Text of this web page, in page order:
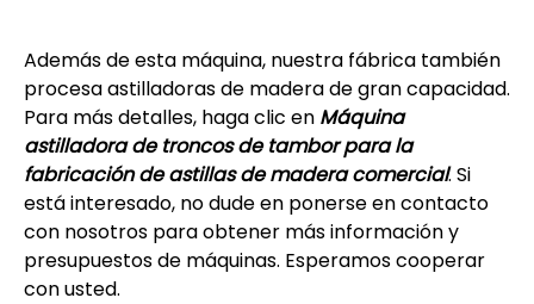
Además de esta máquina, nuestra fábrica también
procesa astilladoras de madera de gran capacidad.
Para más detalles, haga clic en Máquina
astilladora de troncos de tambor para la
fabricación de astillas de madera comercial. Si
está interesado, no dude en ponerse en contacto
con nosotros para obtener más información y
presupuestos de máquinas. Esperamos cooperar
con usted.